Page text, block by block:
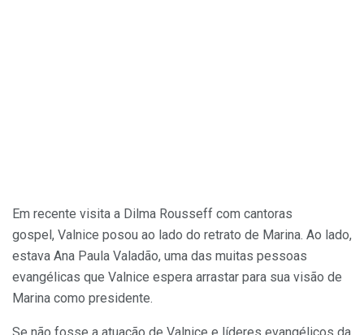
Em recente visita a Dilma Rousseff com cantoras
gospel, Valnice posou ao lado do retrato de Marina. Ao lado,
estava Ana Paula Valadão, uma das muitas pessoas
evangélicas que Valnice espera arrastar para sua visão de
Marina como presidente.